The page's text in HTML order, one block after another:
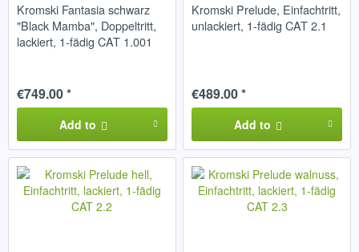
Kromski Fantasia schwarz
"Black Mamba", Doppeltritt,
lackiert, 1-fädig CAT 1.001
€749.00 *
Add to
Kromski Prelude, Einfachtritt,
unlackiert, 1-fädig CAT 2.1
€489.00 *
Add to